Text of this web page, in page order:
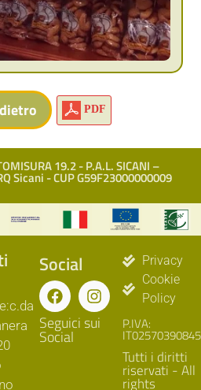
PDF
19.2 - P.A.L. SICANI –
Sicani - CUP G59F23000000009
Social
Seguici sui
Social
Privacy
Cookie
Policy
P.IVA:
IT02570390845
Tutti i diritti
riservati - All
rights